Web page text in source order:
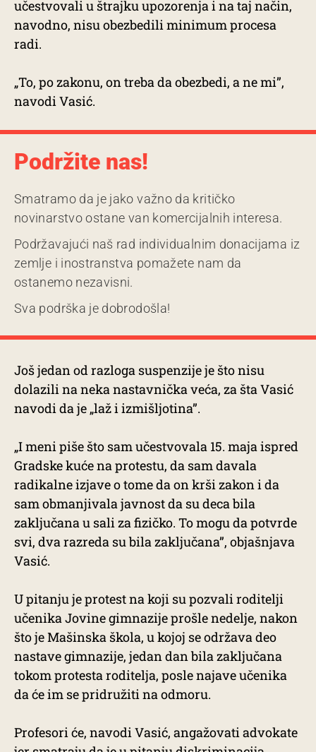
učestvovali u štrajku upozorenja i na taj način,
navodno, nisu obezbedili minimum procesa
radi.
„To, po zakonu, on treba da obezbedi, a ne mi”,
navodi Vasić.
Podržite nas!
Smatramo da je jako važno da kritičko
novinarstvo ostane van komercijalnih interesa.
Podržavajući naš rad individualnim donacijama iz
zemlje i inostranstva pomažete nam da
ostanemo nezavisni.
Sva podrška je dobrodošla!
Još jedan od razloga suspenzije je što nisu
dolazili na neka nastavnička veća, za šta Vasić
navodi da je „laž i izmišljotina”.
„I meni piše što sam učestvovala 15. maja ispred
Gradske kuće na protestu, da sam davala
radikalne izjave o tome da on krši zakon i da
sam obmanjivala javnost da su deca bila
zaključana u sali za fizičko. To mogu da potvrde
svi, dva razreda su bila zaključana”, objašnjava
Vasić.
U pitanju je protest na koji su pozvali roditelji
učenika Jovine gimnazije prošle nedelje, nakon
što je Mašinska škola, u kojoj se održava deo
nastave gimnazije, jedan dan bila zaključana
tokom protesta roditelja, posle najave učenika
da će im se pridružiti na odmoru.
Profesori će, navodi Vasić, angažovati advokate